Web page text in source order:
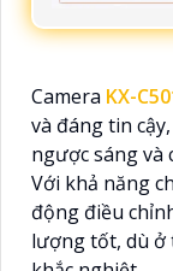
Camera KX-
và đáng tin
ngược sáng và
Với khả năng
động điều
lượng tốt, dù ở